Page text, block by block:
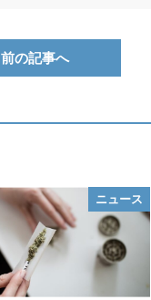
前の記事へ
ニュース